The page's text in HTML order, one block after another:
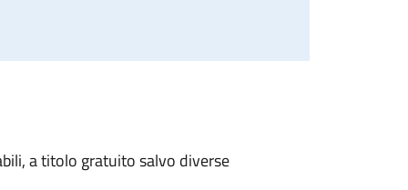
a titolo gratuito salvo diverse